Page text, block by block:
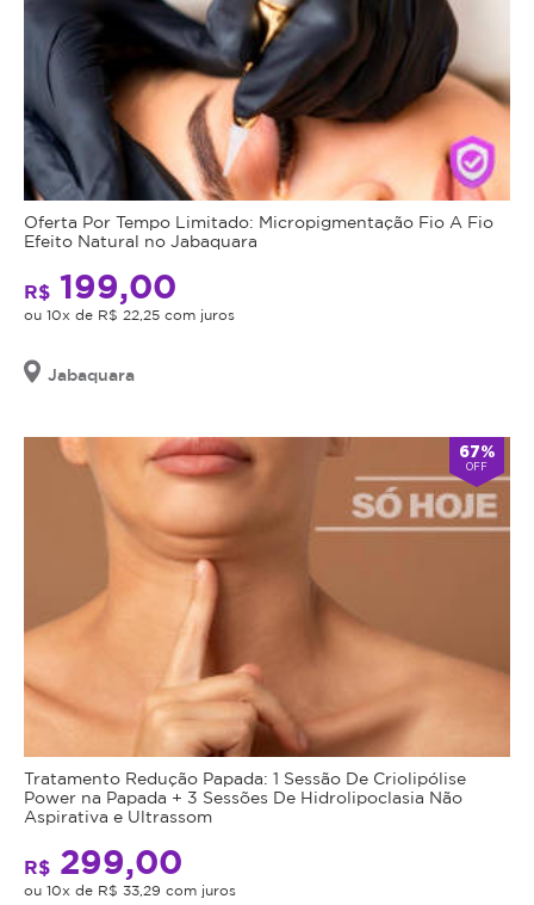
Oferta Por Tempo Limitado: Micropigmentação Fio A Fio
Efeito Natural no Jabaquara
R$ 199,00
ou 10x de R$ 22,25 com juros
Jabaquara
67%
OFF
Tratamento Redução Papada: 1 Sessão De Criolipólise
Power na Papada + 3 Sessões De Hidrolipoclasia Não
Aspirativa e Ultrassom
R$ 299,00
ou 10x de R$ 33,29 com juros